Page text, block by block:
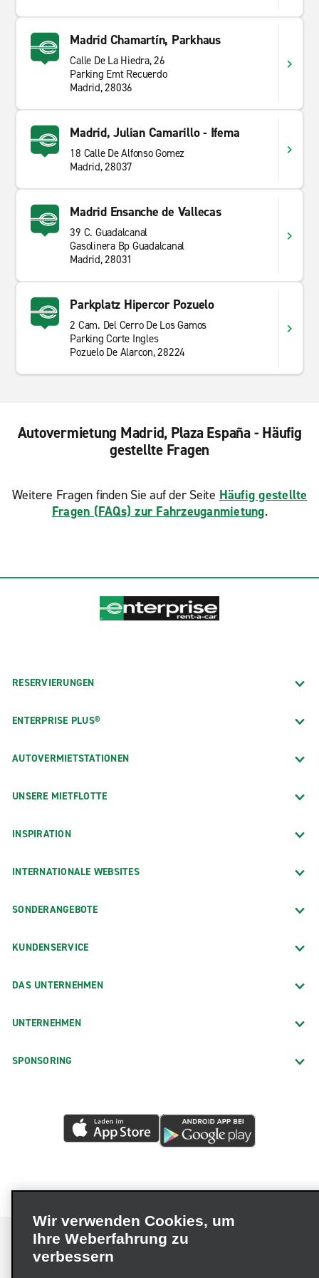
müssen Sie abgeholt werden? Mit dem kostenlosen
Abholservice von Enterprise ist das kein Problem.
Rufen Sie einfach unsere nächstgelegene Filiale an und
vereinbaren Sie den Abholtermin mit unseren
Mitarbeitern. Buchen Sie heute noch Ihren günstigen
Mietwagen der Enterprise Rent-A-Car Autovermietung
und genießen Sie den erstklassigen Kundenservice und
die großartigen Preise.
Madrid Chamartín, Parkhaus
Calle De La Hiedra, 26
Parking Emt Recuerdo
Madrid, 28036
Madrid, Julian Camarillo - Ifema
18 Calle De Alfonso Gomez
Madrid, 28037
Madrid Ensanche de Vallecas
39 C. Guadalcanal
Gasolinera Bp Guadalcanal
Madrid, 28031
Parkplatz Hipercor Pozuelo
2 Cam. Del Cerro De Los Gamos
Parking Corte Ingles
Pozuelo De Alarcon, 28224
Autovermietung Madrid, Plaza España - Häufig
gestellte Fragen
Weitere Fragen finden Sie auf der Seite Häufig gestellte
Fragen (FAQs) zur Fahrzeuganmietung.
RESERVIERUNGEN
ENTERPRISE PLUS®
AUTOVERMIETSTATIONEN
UNSERE MIETFLOTTE
INSPIRATION
INTERNATIONALE WEBSITES
SONDERANGEBOTE
KUNDENSERVICE
DAS UNTERNEHMEN
UNTERNEHMEN
SPONSORING
Wir verwenden Cookies, um
Ihre Weberfahrung zu
verbessern